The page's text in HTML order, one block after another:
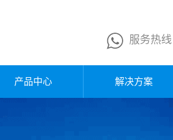
服务热线
产品中心 解决方案